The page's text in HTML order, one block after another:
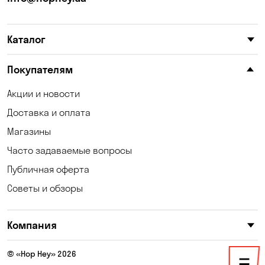
Клинцы
Корсунцы
Коцюбинское
Кривой Рог
Кропивницкий
Каталог
Покупателям
Акции и новости
Доставка и оплата
Магазины
Часто задаваемые вопросы
Публичная оферта
Советы и обзоры
Компания
© «Hop Hey» 2026